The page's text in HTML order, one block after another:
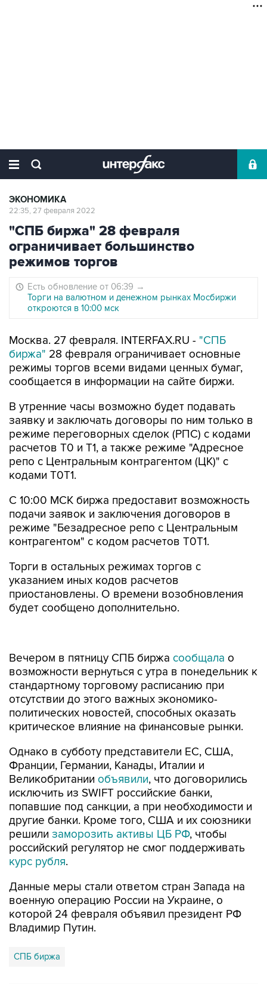
ЭКОНОМИКА
22:35, 27 февраля 2022
"СПБ биржа" 28 февраля
ограничивает большинство
режимов торгов
Есть обновление от 06:39 →
Торги на валютном и денежном рынках Мосбиржи
откроются в 10:00 мск
Москва. 27 февраля. INTERFAX.RU - "СПБ
биржа" 28 февраля ограничивает основные
режимы торгов всеми видами ценных бумаг,
сообщается в информации на сайте биржи.
В утренние часы возможно будет подавать
заявку и заключать договоры по ним только в
режиме переговорных сделок (РПС) с кодами
расчетов T0 и Т1, а также режиме "Адресное
репо с Центральным контрагентом (ЦК)" с
кодами Т0Т1.
С 10:00 МСК биржа предоставит возможность
подачи заявок и заключения договоров в
режиме "Безадресное репо с Центральным
контрагентом" с кодом расчетов Т0Т1.
Торги в остальных режимах торгов с
указанием иных кодов расчетов
приостановлены. О времени возобновления
будет сообщено дополнительно.
стандартному торговому расписанию при
отсутствии до этого важных экономико-
политических новостей, способных оказать
критическое влияние на финансовые рынки.
Однако в субботу представители ЕС, США,
Великобританииобъявили, что договорились
исключить из SWIFT российские банки,
попавшие под санкции, а при необходимости и
другие банки. Кроме того, США и их союзники
решилизаморозить активы ЦБ РФ, чтобы
российский регулятор не смог поддерживать
курс рубля.
Данные меры стали ответом стран Запада на
которой 24 февраля объявил президент РФ
Владимир Путин.
СПБ биржа